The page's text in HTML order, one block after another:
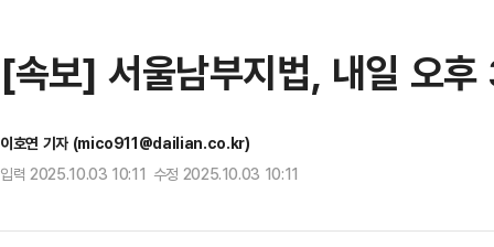
[속보] 서울남부지법, 내일 오
이호연 기자 (mico911@dailian.co.kr)
입력 2025.10.03 10:11 수정 2025.10.03 10:11